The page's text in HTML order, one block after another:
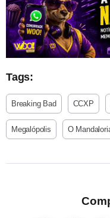
Tags:
Breaking Bad CCXP
Megalópolis O